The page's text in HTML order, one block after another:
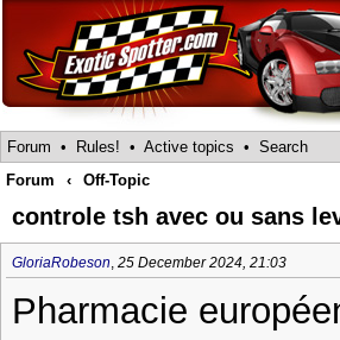
Forum • Rules! • Active topics • Search
Forum
‹ Off-Topic
controle tsh avec ou sans
GloriaRobeson, 25 December 2024, 21:03
Pharmacie